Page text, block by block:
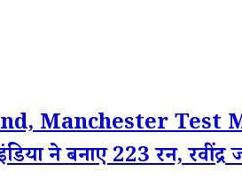
Manchester Test
ने बनाए 223 रन,